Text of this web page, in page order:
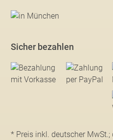
Sicher bezahlen
* Preis inkl. deutscher